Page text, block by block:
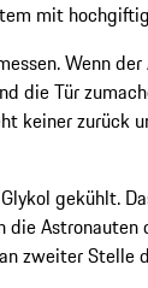
mit
Wenn
die Tür
keiner zurück
gekühlt.
Astronauten
zweiter Stelle